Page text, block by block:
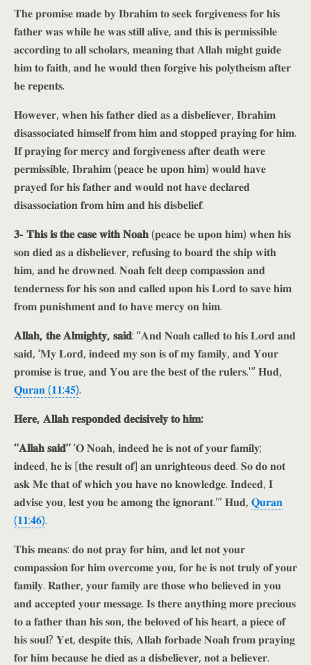
𝐓𝐡𝐞 𝐩𝐫𝐨𝐦𝐢𝐬𝐞 𝐦𝐚𝐝𝐞 𝐛𝐲 𝐈𝐛𝐫𝐚𝐡𝐢𝐦 𝐭𝐨 𝐬𝐞𝐞𝐤 𝐟𝐨𝐫𝐠𝐢𝐯𝐞𝐧𝐞𝐬𝐬 𝐟𝐨𝐫 𝐡𝐢𝐬
𝐟𝐚𝐭𝐡𝐞𝐫 𝐰𝐚𝐬 𝐰𝐡𝐢𝐥𝐞 𝐡𝐞 𝐰𝐚𝐬 𝐬𝐭𝐢𝐥𝐥 𝐚𝐥𝐢𝐯𝐞, 𝐚𝐧𝐝 𝐭𝐡𝐢𝐬 𝐢𝐬 𝐩𝐞𝐫𝐦𝐢𝐬𝐬𝐢𝐛𝐥𝐞
𝐚𝐜𝐜𝐨𝐫𝐝𝐢𝐧𝐠 𝐭𝐨 𝐚𝐥𝐥 𝐬𝐜𝐡𝐨𝐥𝐚𝐫𝐬, 𝐦𝐞𝐚𝐧𝐢𝐧𝐠 𝐭𝐡𝐚𝐭 𝐀𝐥𝐥𝐚𝐡 𝐦𝐢𝐠𝐡𝐭 𝐠𝐮𝐢𝐝𝐞
𝐡𝐢𝐦 𝐭𝐨 𝐟𝐚𝐢𝐭𝐡, 𝐚𝐧𝐝 𝐡𝐞 𝐰𝐨𝐮𝐥𝐝 𝐭𝐡𝐞𝐧 𝐟𝐨𝐫𝐠𝐢𝐯𝐞 𝐡𝐢𝐬 𝐩𝐨𝐥𝐲𝐭𝐡𝐞𝐢𝐬𝐦 𝐚𝐟𝐭𝐞𝐫
𝐡𝐞 𝐫𝐞𝐩𝐞𝐧𝐭𝐬.
𝐇𝐨𝐰𝐞𝐯𝐞𝐫, 𝐰𝐡𝐞𝐧 𝐡𝐢𝐬 𝐟𝐚𝐭𝐡𝐞𝐫 𝐝𝐢𝐞𝐝 𝐚𝐬 𝐚 𝐝𝐢𝐬𝐛𝐞𝐥𝐢𝐞𝐯𝐞𝐫, 𝐈𝐛𝐫𝐚𝐡𝐢𝐦
𝐝𝐢𝐬𝐚𝐬𝐬𝐨𝐜𝐢𝐚𝐭𝐞𝐝 𝐡𝐢𝐦𝐬𝐞𝐥𝐟 𝐟𝐫𝐨𝐦 𝐡𝐢𝐦 𝐚𝐧𝐝 𝐬𝐭𝐨𝐩𝐩𝐞𝐝 𝐩𝐫𝐚𝐲𝐢𝐧𝐠 𝐟𝐨𝐫 𝐡𝐢𝐦.
𝐈𝐟 𝐩𝐫𝐚𝐲𝐢𝐧𝐠 𝐟𝐨𝐫 𝐦𝐞𝐫𝐜𝐲 𝐚𝐧𝐝 𝐟𝐨𝐫𝐠𝐢𝐯𝐞𝐧𝐞𝐬𝐬 𝐚𝐟𝐭𝐞𝐫 𝐝𝐞𝐚𝐭𝐡 𝐰𝐞𝐫𝐞
𝐩𝐞𝐫𝐦𝐢𝐬𝐬𝐢𝐛𝐥𝐞, 𝐈𝐛𝐫𝐚𝐡𝐢𝐦 (𝐩𝐞𝐚𝐜𝐞 𝐛𝐞 𝐮𝐩𝐨𝐧 𝐡𝐢𝐦) 𝐰𝐨𝐮𝐥𝐝 𝐡𝐚𝐯𝐞
𝐩𝐫𝐚𝐲𝐞𝐝 𝐟𝐨𝐫 𝐡𝐢𝐬 𝐟𝐚𝐭𝐡𝐞𝐫 𝐚𝐧𝐝 𝐰𝐨𝐮𝐥𝐝 𝐧𝐨𝐭 𝐡𝐚𝐯𝐞 𝐝𝐞𝐜𝐥𝐚𝐫𝐞𝐝
𝐝𝐢𝐬𝐚𝐬𝐬𝐨𝐜𝐢𝐚𝐭𝐢𝐨𝐧 𝐟𝐫𝐨𝐦 𝐡𝐢𝐦 𝐚𝐧𝐝 𝐡𝐢𝐬 𝐝𝐢𝐬𝐛𝐞𝐥𝐢𝐞𝐟.
𝟑- 𝐓𝐡𝐢𝐬 𝐢𝐬 𝐭𝐡𝐞 𝐜𝐚𝐬𝐞 𝐰𝐢𝐭𝐡 𝐍𝐨𝐚𝐡(𝐩𝐞𝐚𝐜𝐞 𝐛𝐞 𝐮𝐩𝐨𝐧 𝐡𝐢𝐦) 𝐰𝐡𝐞𝐧 𝐡𝐢𝐬
𝐬𝐨𝐧 𝐝𝐢𝐞𝐝 𝐚𝐬 𝐚 𝐝𝐢𝐬𝐛𝐞𝐥𝐢𝐞𝐯𝐞𝐫, 𝐫𝐞𝐟𝐮𝐬𝐢𝐧𝐠 𝐭𝐨 𝐛𝐨𝐚𝐫𝐝 𝐭𝐡𝐞 𝐬𝐡𝐢𝐩 𝐰𝐢𝐭𝐡
𝐡𝐢𝐦, 𝐚𝐧𝐝 𝐡𝐞 𝐝𝐫𝐨𝐰𝐧𝐞𝐝. 𝐍𝐨𝐚𝐡 𝐟𝐞𝐥𝐭 𝐝𝐞𝐞𝐩 𝐜𝐨𝐦𝐩𝐚𝐬𝐬𝐢𝐨𝐧 𝐚𝐧𝐝
𝐭𝐞𝐧𝐝𝐞𝐫𝐧𝐞𝐬𝐬 𝐟𝐨𝐫 𝐡𝐢𝐬 𝐬𝐨𝐧 𝐚𝐧𝐝 𝐜𝐚𝐥𝐥𝐞𝐝 𝐮𝐩𝐨𝐧 𝐡𝐢𝐬 𝐋𝐨𝐫𝐝 𝐭𝐨 𝐬𝐚𝐯𝐞 𝐡𝐢𝐦
𝐟𝐫𝐨𝐦 𝐩𝐮𝐧𝐢𝐬𝐡𝐦𝐞𝐧𝐭 𝐚𝐧𝐝 𝐭𝐨 𝐡𝐚𝐯𝐞 𝐦𝐞𝐫𝐜𝐲 𝐨𝐧 𝐡𝐢𝐦.
𝐀𝐥𝐥𝐚𝐡, 𝐭𝐡𝐞 𝐀𝐥𝐦𝐢𝐠𝐡𝐭𝐲, 𝐬𝐚𝐢𝐝: “𝐀𝐧𝐝 𝐍𝐨𝐚𝐡 𝐜𝐚𝐥𝐥𝐞𝐝 𝐭𝐨 𝐡𝐢𝐬 𝐋𝐨𝐫𝐝 𝐚𝐧𝐝
𝐬𝐚𝐢𝐝, ‘𝐌𝐲 𝐋𝐨𝐫𝐝, 𝐢𝐧𝐝𝐞𝐞𝐝 𝐦𝐲 𝐬𝐨𝐧 𝐢𝐬 𝐨𝐟 𝐦𝐲 𝐟𝐚𝐦𝐢𝐥𝐲, 𝐚𝐧𝐝 𝐘𝐨𝐮𝐫
𝐩𝐫𝐨𝐦𝐢𝐬𝐞 𝐢𝐬 𝐭𝐫𝐮𝐞, 𝐚𝐧𝐝 𝐘𝐨𝐮 𝐚𝐫𝐞 𝐭𝐡𝐞 𝐛𝐞𝐬𝐭 𝐨𝐟 𝐭𝐡𝐞 𝐫𝐮𝐥𝐞𝐫𝐬.'” 𝐇𝐮𝐝,
𝐐𝐮𝐫𝐚𝐧 (𝟏𝟏:𝟒𝟓).
𝐇𝐞𝐫𝐞, 𝐀𝐥𝐥𝐚𝐡 𝐫𝐞𝐬𝐩𝐨𝐧𝐝𝐞𝐝 𝐝𝐞𝐜𝐢𝐬𝐢𝐯𝐞𝐥𝐲 𝐭𝐨 𝐡𝐢𝐦:
“𝐀𝐥𝐥𝐚𝐡 𝐬𝐚𝐢𝐝”‘𝐎 𝐍𝐨𝐚𝐡, 𝐢𝐧𝐝𝐞𝐞𝐝 𝐡𝐞 𝐢𝐬 𝐧𝐨𝐭 𝐨𝐟 𝐲𝐨𝐮𝐫 𝐟𝐚𝐦𝐢𝐥𝐲;
𝐢𝐧𝐝𝐞𝐞𝐝, 𝐡𝐞 𝐢𝐬 [𝐭𝐡𝐞 𝐫𝐞𝐬𝐮𝐥𝐭 𝐨𝐟] 𝐚𝐧 𝐮𝐧𝐫𝐢𝐠𝐡𝐭𝐞𝐨𝐮𝐬 𝐝𝐞𝐞𝐝. 𝐒𝐨 𝐝𝐨 𝐧𝐨𝐭
𝐚𝐬𝐤 𝐌𝐞 𝐭𝐡𝐚𝐭 𝐨𝐟 𝐰𝐡𝐢𝐜𝐡 𝐲𝐨𝐮 𝐡𝐚𝐯𝐞 𝐧𝐨 𝐤𝐧𝐨𝐰𝐥𝐞𝐝𝐠𝐞. 𝐈𝐧𝐝𝐞𝐞𝐝, 𝐈
𝐚𝐝𝐯𝐢𝐬𝐞 𝐲𝐨𝐮, 𝐥𝐞𝐬𝐭 𝐲𝐨𝐮 𝐛𝐞 𝐚𝐦𝐨𝐧𝐠 𝐭𝐡𝐞 𝐢𝐠𝐧𝐨𝐫𝐚𝐧𝐭.'” 𝐇𝐮𝐝, 𝐐𝐮𝐫𝐚𝐧
(𝟏𝟏:𝟒𝟔).
𝐓𝐡𝐢𝐬 𝐦𝐞𝐚𝐧𝐬: 𝐝𝐨 𝐧𝐨𝐭 𝐩𝐫𝐚𝐲 𝐟𝐨𝐫 𝐡𝐢𝐦, 𝐚𝐧𝐝 𝐥𝐞𝐭 𝐧𝐨𝐭 𝐲𝐨𝐮𝐫
𝐜𝐨𝐦𝐩𝐚𝐬𝐬𝐢𝐨𝐧 𝐟𝐨𝐫 𝐡𝐢𝐦 𝐨𝐯𝐞𝐫𝐜𝐨𝐦𝐞 𝐲𝐨𝐮, 𝐟𝐨𝐫 𝐡𝐞 𝐢𝐬 𝐧𝐨𝐭 𝐭𝐫𝐮𝐥𝐲 𝐨𝐟 𝐲𝐨𝐮𝐫
𝐟𝐚𝐦𝐢𝐥𝐲. 𝐑𝐚𝐭𝐡𝐞𝐫, 𝐲𝐨𝐮𝐫 𝐟𝐚𝐦𝐢𝐥𝐲 𝐚𝐫𝐞 𝐭𝐡𝐨𝐬𝐞 𝐰𝐡𝐨 𝐛𝐞𝐥𝐢𝐞𝐯𝐞𝐝 𝐢𝐧 𝐲𝐨𝐮
𝐚𝐧𝐝 𝐚𝐜𝐜𝐞𝐩𝐭𝐞𝐝 𝐲𝐨𝐮𝐫 𝐦𝐞𝐬𝐬𝐚𝐠𝐞. 𝐈𝐬 𝐭𝐡𝐞𝐫𝐞 𝐚𝐧𝐲𝐭𝐡𝐢𝐧𝐠 𝐦𝐨𝐫𝐞 𝐩𝐫𝐞𝐜𝐢𝐨𝐮𝐬
𝐭𝐨 𝐚 𝐟𝐚𝐭𝐡𝐞𝐫 𝐭𝐡𝐚𝐧 𝐡𝐢𝐬 𝐬𝐨𝐧, 𝐭𝐡𝐞 𝐛𝐞𝐥𝐨𝐯𝐞𝐝 𝐨𝐟 𝐡𝐢𝐬 𝐡𝐞𝐚𝐫𝐭, 𝐚 𝐩𝐢𝐞𝐜𝐞 𝐨𝐟
𝐡𝐢𝐬 𝐬𝐨𝐮𝐥? 𝐘𝐞𝐭, 𝐝𝐞𝐬𝐩𝐢𝐭𝐞 𝐭𝐡𝐢𝐬, 𝐀𝐥𝐥𝐚𝐡 𝐟𝐨𝐫𝐛𝐚𝐝𝐞 𝐍𝐨𝐚𝐡 𝐟𝐫𝐨𝐦 𝐩𝐫𝐚𝐲𝐢𝐧𝐠
𝐟𝐨𝐫 𝐡𝐢𝐦 𝐛𝐞𝐜𝐚𝐮𝐬𝐞 𝐡𝐞 𝐝𝐢𝐞𝐝 𝐚𝐬 𝐚 𝐝𝐢𝐬𝐛𝐞𝐥𝐢𝐞𝐯𝐞𝐫, 𝐧𝐨𝐭 𝐚 𝐛𝐞𝐥𝐢𝐞𝐯𝐞𝐫.